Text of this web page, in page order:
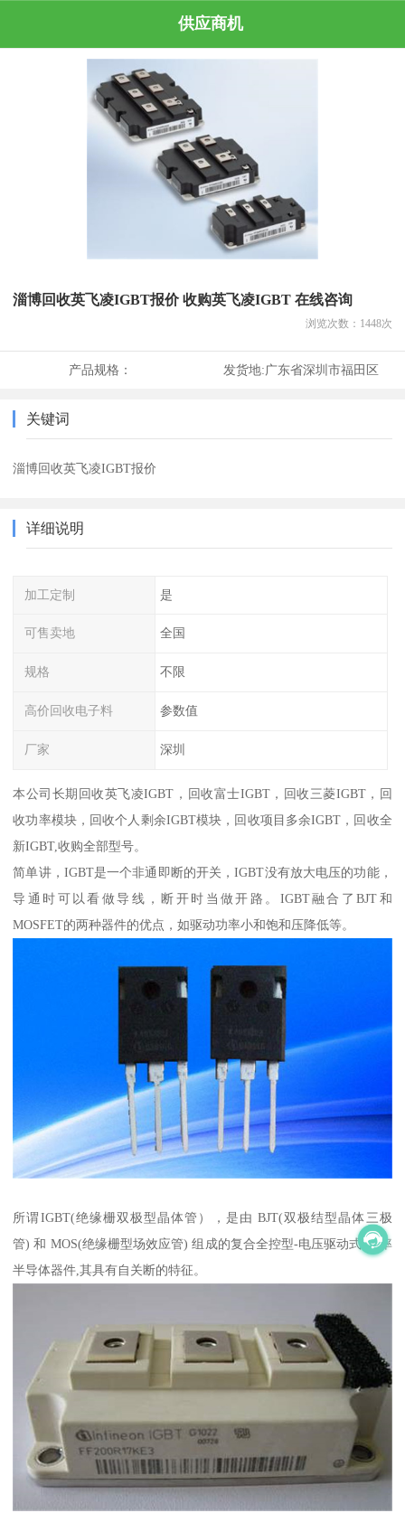
供应商机
淄博回收英飞凌IGBT报价 收购英飞凌IGBT 在线咨询
浏览次数： 1448次
产品规格： 发货地:广东省深圳市福田区
关键词
淄博回收英飞凌IGBT报价
详细说明
加工定制 是
可售卖地 全国
规格 不限
高价回收电子料 参数值
厂家 深圳
本公司长期回收英飞凌IGBT，回收富士IGBT，回收三菱IGBT，回
收功率模块，回收个人剩余IGBT模块，回收项目多余IGBT，回收全
新IGBT,收购全部型号。
简单讲，IGBT是一个非通即断的开关，IGBT没有放大电压的功能，
导通时可以看做导线，断开时当做开路。IGBT融合了BJT和
MOSFET的两种器件的优点，如驱动功率小和饱和压降低等。
所谓IGBT(绝缘栅双极型晶体管），是由 BJT(双极结型晶体三极
管) 和 MOS(绝缘栅型场效应管) 组成的复合全控型-电压驱动式-功率
半导体器件,其具有自关断的特征。